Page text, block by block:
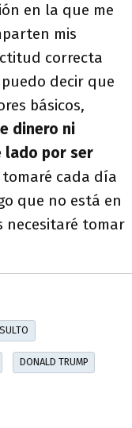
en la que me
mis
correcta
decir que
básicos,
dinero ni
lado por ser
cada día
que no está en
necesitaré tomar
DONALD TRUMP